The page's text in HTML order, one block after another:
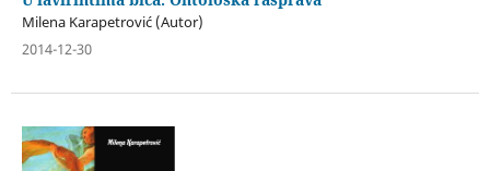
Milena Karapetrović (Autor)
2014-12-30